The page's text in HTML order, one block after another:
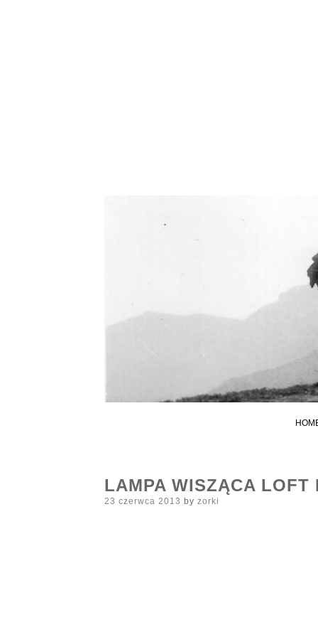
Zorki
LAMPA WISZĄCA LOFT
Posted
23 czerwca 2013 by zorki